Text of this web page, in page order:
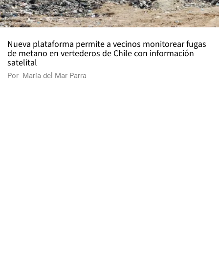
Nueva plataforma permite a vecinos monitorear fugas
de metano en vertederos de Chile con información
satelital
Por María del Mar Parra